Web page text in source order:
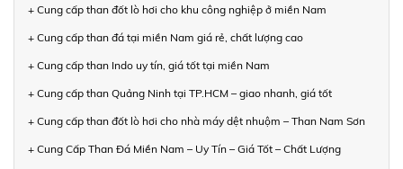
+ Cung cấp than đốt lò hơi cho khu công nghiệp ở miền Nam
+ Cung cấp than đá tại miền Nam giá rẻ, chất lượng cao
+ Cung cấp than Indo uy tín, giá tốt tại miền Nam
+ Cung cấp than Quảng Ninh tại TP.HCM – giao nhanh, giá tốt
+ Cung cấp than đốt lò hơi cho nhà máy dệt nhuộm – Than Nam Sơn
+ Cung Cấp Than Đá Miền Nam – Uy Tín – Giá Tốt – Chất Lượng